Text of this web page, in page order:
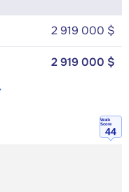
2 919 000 $
2 919 000 $
Walk
Score
44